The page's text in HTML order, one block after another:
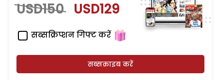
USD150 USD129
सब्सक्रिप्शन गिफ्ट करें
सब्सक्राइब करें